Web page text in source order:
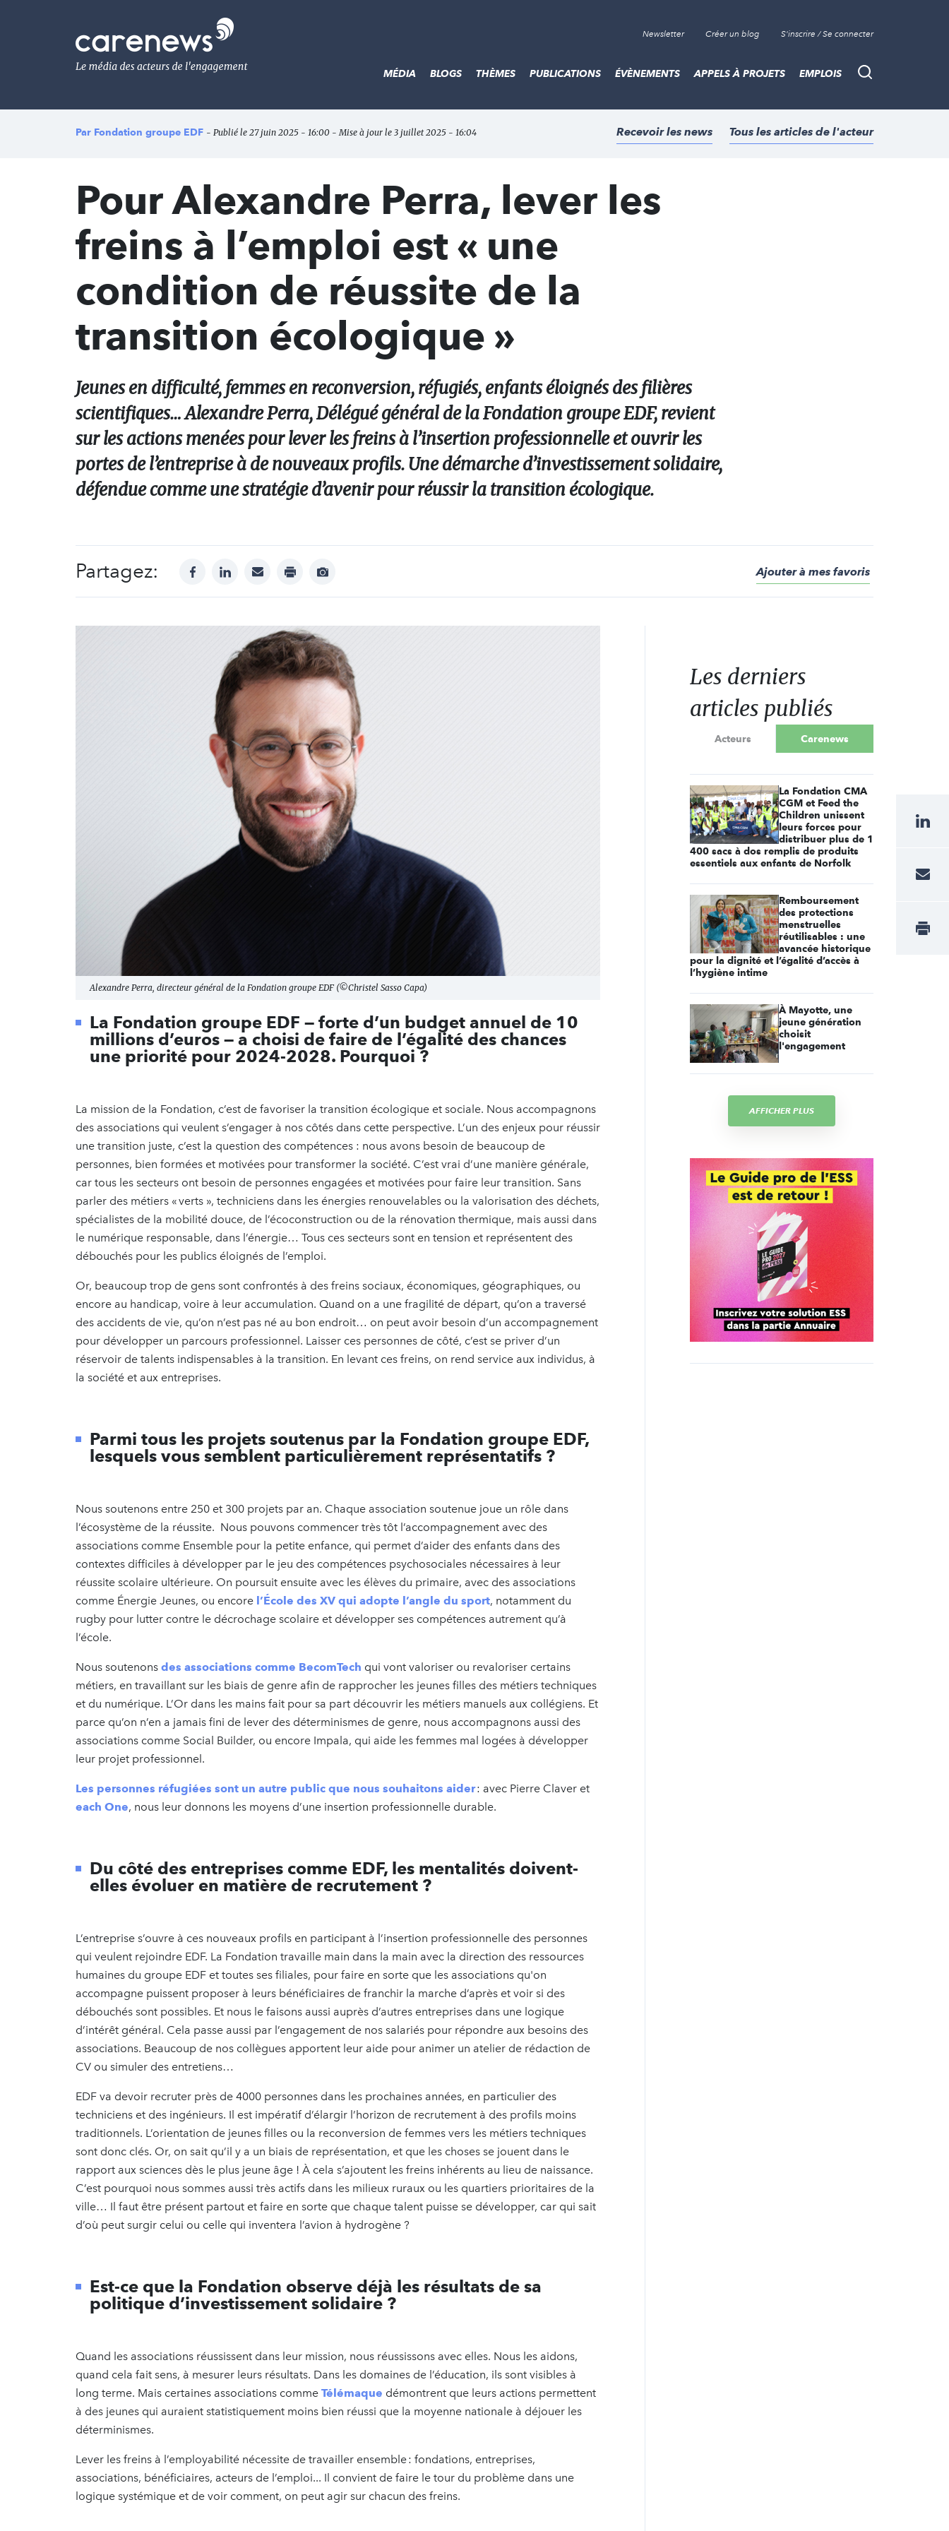
Le
média
de
l'engagement
Newsletter Créer un blog S'inscrire / Se connecter
Recherche
MÉDIA BLOGS THÈMES PUBLICATIONS ÉVÈNEMENTS APPELS À PROJETS EMPLOIS
Par Fondation groupe EDF - Publié le 27 juin 2025 - 16:00 - Mise à jour le 3 juillet 2025 - 16:04 Recevoir les news Tous les articles de l'acteur
Pour Alexandre Perra, lever les
freins à l’emploi est « une
condition de réussite de la
transition écologique »
Jeunes en difficulté, femmes en reconversion, réfugiés, enfants éloignés des filières
scientifiques… Alexandre Perra, Délégué général de la Fondation groupe EDF, revient
sur les actions menées pour lever les freins à l’insertion professionnelle et ouvrir les
portes de l’entreprise à de nouveaux profils. Une démarche d’investissement solidaire,
défendue comme une stratégie d’avenir pour réussir la transition écologique.
Partagez: facebooklinkedinmail print
Afficher
Ajouter à mes favoris
Alexandre Perra, directeur général de la Fondation groupe EDF (©Christel Sasso Capa)
La Fondation groupe EDF — forte d’un budget annuel de 10
millions d’euros — a choisi de faire de l’égalité des chances
une priorité pour 2024-2028. Pourquoi ?
La mission de la Fondation, c’est de favoriser la transition écologique et sociale. Nous accompagnons
des associations qui veulent s’engager à nos côtés dans cette perspective. L’un des enjeux pour réussir
une transition juste, c’est la question des compétences : nous avons besoin de beaucoup de
personnes, bien formées et motivées pour transformer la société. C’est vrai d’une manière générale,
car tous les secteurs ont besoin de personnes engagées et motivées pour faire leur transition. Sans
parler des métiers « verts », techniciens dans les énergies renouvelables ou la valorisation des déchets,
spécialistes de la mobilité douce, de l’écoconstruction ou de la rénovation thermique, mais aussi dans
le numérique responsable, dans l’énergie… Tous ces secteurs sont en tension et représentent des
débouchés pour les publics éloignés de l’emploi.
Or, beaucoup trop de gens sont confrontés à des freins sociaux, économiques, géographiques, ou
encore au handicap, voire à leur accumulation. Quand on a une fragilité de départ, qu’on a traversé
des accidents de vie, qu’on n’est pas né au bon endroit… on peut avoir besoin d’un accompagnement
pour développer un parcours professionnel. Laisser ces personnes de côté, c’est se priver d’un
réservoir de talents indispensables à la transition. En levant ces freins, on rend service aux individus, à
la société et aux entreprises.
Parmi tous les projets soutenus par la Fondation groupe EDF,
lesquels vous semblent particulièrement représentatifs ?
Nous soutenons entre 250 et 300 projets par an. Chaque association soutenue joue un rôle dans
l’écosystème de la réussite. Nous pouvons commencer très tôt l’accompagnement avec des
associations comme Ensemble pour la petite enfance, qui permet d’aider des enfants dans des
contextes difficiles à développer par le jeu des compétences psychosociales nécessaires à leur
réussite scolaire ultérieure. On poursuit ensuite avec les élèves du primaire, avec des associations
comme Énergie Jeunes, ou encore l’École des XV qui adopte l’angle du sport, notamment du
rugby pour lutter contre le décrochage scolaire et développer ses compétences autrement qu’à
l’école.
Nous soutenons des associations comme BecomTech qui vont valoriser ou revaloriser certains
métiers, en travaillant sur les biais de genre afin de rapprocher les jeunes filles des métiers techniques
et du numérique. L’Or dans les mains fait pour sa part découvrir les métiers manuels aux collégiens. Et
parce qu’on n’en a jamais fini de lever des déterminismes de genre, nous accompagnons aussi des
associations comme Social Builder, ou encore Impala, qui aide les femmes mal logées à développer
leur projet professionnel.
Les personnes réfugiées sont un autre public que nous souhaitons aider: avec Pierre Claver et
each One, nous leur donnons les moyens d’une insertion professionnelle durable.
Du côté des entreprises comme EDF, les mentalités doivent-
elles évoluer en matière de recrutement ?
L’entreprise s’ouvre à ces nouveaux profils en participant à l’insertion professionnelle des personnes
qui veulent rejoindre EDF. La Fondation travaille main dans la main avec la direction des ressources
humaines du groupe EDF et toutes ses filiales, pour faire en sorte que les associations qu'on
accompagne puissent proposer à leurs bénéficiaires de franchir la marche d’après et voir si des
débouchés sont possibles. Et nous le faisons aussi auprès d’autres entreprises dans une logique
d’intérêt général. Cela passe aussi par l’engagement de nos salariés pour répondre aux besoins des
associations. Beaucoup de nos collègues apportent leur aide pour animer un atelier de rédaction de
CV ou simuler des entretiens…
EDF va devoir recruter près de 4000 personnes dans les prochaines années, en particulier des
techniciens et des ingénieurs. Il est impératif d’élargir l’horizon de recrutement à des profils moins
traditionnels. L’orientation de jeunes filles ou la reconversion de femmes vers les métiers techniques
sont donc clés. Or, on sait qu’il y a un biais de représentation, et que les choses se jouent dans le
rapport aux sciences dès le plus jeune âge ! À cela s’ajoutent les freins inhérents au lieu de naissance.
C’est pourquoi nous sommes aussi très actifs dans les milieux ruraux ou les quartiers prioritaires de la
ville… Il faut être présent partout et faire en sorte que chaque talent puisse se développer, car qui sait
d’où peut surgir celui ou celle qui inventera l’avion à hydrogène ?
Est-ce que la Fondation observe déjà les résultats de sa
politique d’investissement solidaire ?
Quand les associations réussissent dans leur mission, nous réussissons avec elles. Nous les aidons,
quand cela fait sens, à mesurer leurs résultats. Dans les domaines de l’éducation, ils sont visibles à
long terme. Mais certaines associations comme Télémaque démontrent que leurs actions permettent
à des jeunes qui auraient statistiquement moins bien réussi que la moyenne nationale à déjouer les
déterminismes.
Lever les freins à l’employabilité nécessite de travailler ensemble : fondations, entreprises,
associations, bénéficiaires, acteurs de l’emploi... Il convient de faire le tour du problème dans une
logique systémique et de voir comment, on peut agir sur chacun des freins.
Les derniers
articles publiés
Acteurs Carenews
La Fondation CMA
CGM et Feed the
Children unissent
leurs forces pour
distribuer plus de 1
400 sacs à dos remplis de produits
essentiels aux enfants de Norfolk
Remboursement
des protections
menstruelles
réutilisables : une
avancée historique
pour la dignité et l’égalité d’accès à
l’hygiène intime
À Mayotte, une
jeune génération
choisit
l'engagement
AFFICHER PLUS